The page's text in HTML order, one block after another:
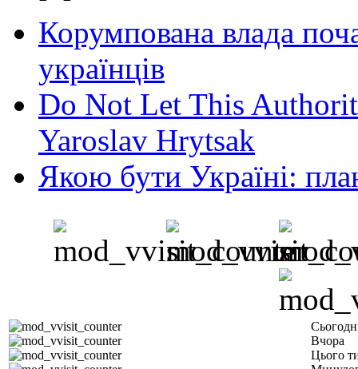
Корумпована влада
українців
Do Not Let This
Yaroslav Hrytsak
Якою бути Україні:
Вчора
Цього